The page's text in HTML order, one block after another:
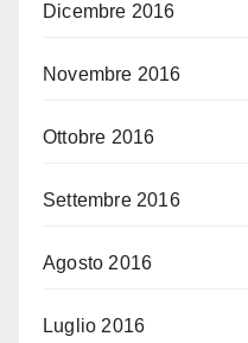
Dicembre 2016
Novembre 2016
Ottobre 2016
Settembre 2016
Agosto 2016
Luglio 2016